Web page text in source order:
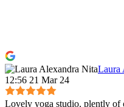
Laura
12:56 21 Mar 24
Lovely yoga studio, plently of